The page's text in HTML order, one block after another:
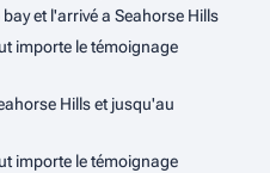
et l'arrivé a Seahorse Hills
importe le témoignage
Hills et jusqu'au
importe le témoignage